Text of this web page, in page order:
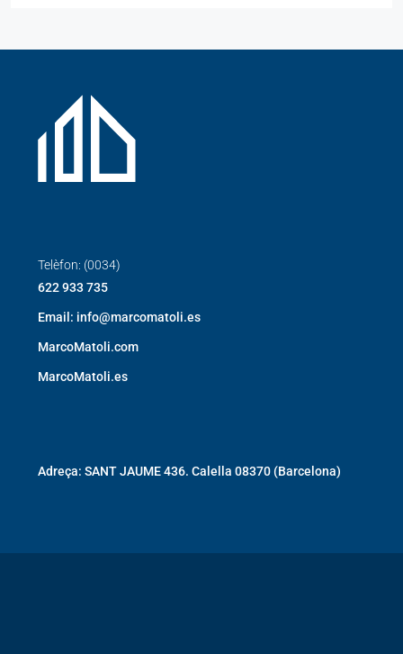
Telèfon: (0034)
622 933 735
Email: info@marcomatoli.es
MarcoMatoli.com
MarcoMatoli.es
Adreça: SANT JAUME 436. Calella 08370 (Barcelona)